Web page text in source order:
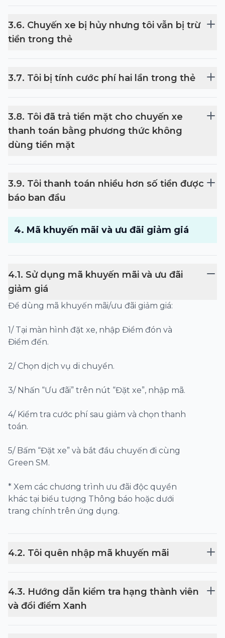
3.6. Chuyến xe bị hủy nhưng tôi vẫn bị trừ
tiền trong thẻ
3.7. Tôi bị tính cước phí hai lần trong thẻ
3.8. Tôi đã trả tiền mặt cho chuyến xe
thanh toán bằng phương thức không
dùng tiền mặt
3.9. Tôi thanh toán nhiều hơn số tiền được
báo ban đầu
4. Mã khuyến mãi và ưu đãi giảm giá
4.1. Sử dụng mã khuyến mãi và ưu đãi
giảm giá
Để dùng mã khuyến mãi/ưu đãi giảm giá:
1/ Tại màn hình đặt xe, nhập Điểm đón và
Điểm đến.
2/ Chọn dịch vụ di chuyển.
3/ Nhấn “Ưu đãi” trên nút “Đặt xe”, nhập mã.
4/ Kiểm tra cước phí sau giảm và chọn thanh
toán.
5/ Bấm “Đặt xe” và bắt đầu chuyến đi cùng
Green SM.
* Xem các chương trình ưu đãi độc quyền
khác tại biểu tượng Thông báo hoặc dưới
trang chính trên ứng dụng.
4.2. Tôi quên nhập mã khuyến mãi
4.3. Hướng dẫn kiểm tra hạng thành viên
và đổi điểm Xanh